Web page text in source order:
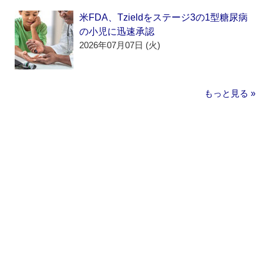
米FDA、Tzieldをステージ3の1型糖尿病
の小児に迅速承認
2026年07月07日 (火)
もっと見る »